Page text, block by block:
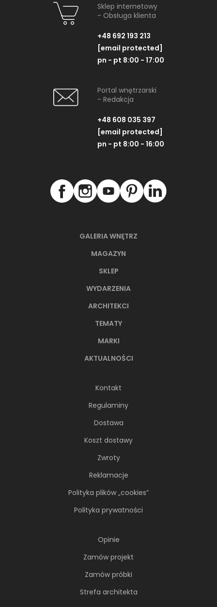
GALERIA WNĘTRZ
MAGAZYN
SKLEP
WYDARZENIA
ARCHITEKCI
TEMATY
MARKI
AKTUALNOŚCI
Kontakt
Regulaminy
Dostawa
Koszt dostawy
Zwroty
Reklamacje
Polityka plików „cookies”
Polityka prywatności
Opinie
Zamów projekt
Zamów próbki
Strefa architekta
Sklep internetowy
- Obsługa klienta
+48 692 193 213
[email protected]
pn - pt 8:00 - 17:00
Portal wnętrzarski
- Redakcja
+48 608 035 397
[email protected]
pn - pt 8:00 - 16:00